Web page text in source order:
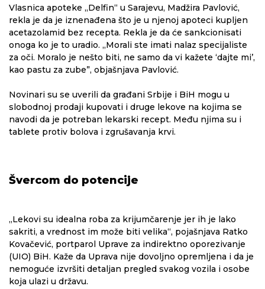
Vlasnica apoteke „Delfin“ u Sarajevu, Madžira Pavlović,
rekla je da je iznenađena što je u njenoj apoteci kupljen
acetazolamid bez recepta. Rekla je da će sankcionisati
onoga ko je to uradio. „Morali ste imati nalaz specijaliste
za oči. Moralo je nešto biti, ne samo da vi kažete ‘dajte mi’,
kao pastu za zube”, objašnjava Pavlović.
Novinari su se uverili da građani Srbije i BiH mogu u
slobodnoj prodaji kupovati i druge lekove na kojima se
navodi da je potreban lekarski recept. Među njima su i
tablete protiv bolova i zgrušavanja krvi.
Švercom do potencije
„Lekovi su idealna roba za krijumčarenje jer ih je lako
sakriti, a vrednost im može biti velika“, pojašnjava Ratko
Kovačević, portparol Uprave za indirektno oporezivanje
(UIO) BiH. Kaže da Uprava nije dovoljno opremljena i da je
nemoguće izvršiti detaljan pregled svakog vozila i osobe
koja ulazi u državu.